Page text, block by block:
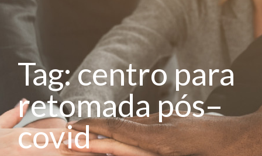
Tag: centro para
retomada pós–
covid